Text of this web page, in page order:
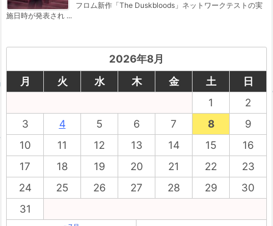
フロム新作「The Duskbloods」ネットワークテストの実
施日時が発表され ...
2026年8月
月
火 水 木 金 土
日
1
2
3
4 5 6 7 8
9
10
11 12 13 14 15
16
17
18 19 20 21 22
23
24
25 26 27 28 29
30
31